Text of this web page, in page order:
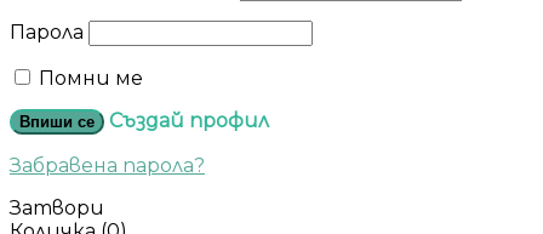
Парола
Помни ме
Впиши се
Създай профил
Забравена парола?
Затвори